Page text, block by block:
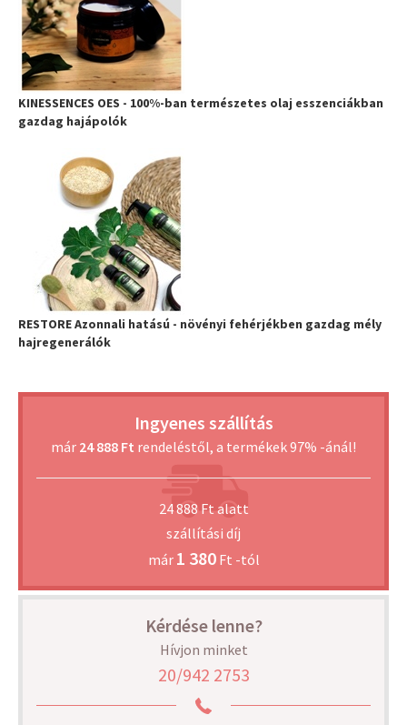
KINESSENCES OES - 100%-ban természetes olaj esszenciákban
gazdag hajápolók
RESTORE Azonnali hatású - növényi fehérjékben gazdag mély
hajregenerálók
Ingyenes szállítás
már 24 888 Ft rendeléstől, a termékek 97% -ánál!
24 888 Ft alatt
szállítási díj
már 1 380Ft -tól
Kérdése lenne?
Hívjon minket
20/942 2753